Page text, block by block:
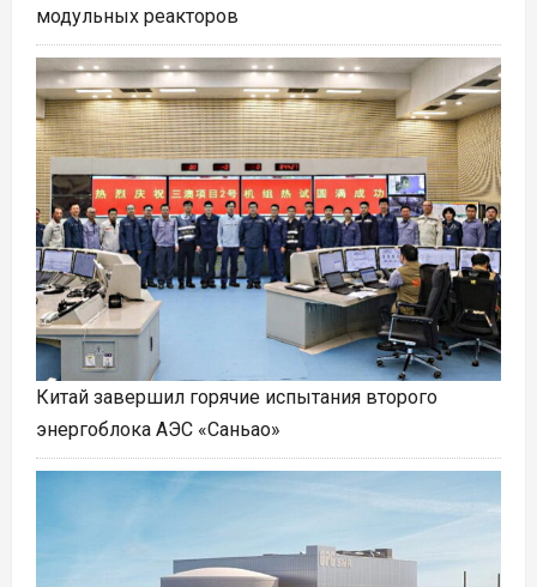
модульных реакторов
Китай завершил горячие испытания второго
энергоблока АЭС «Саньао»